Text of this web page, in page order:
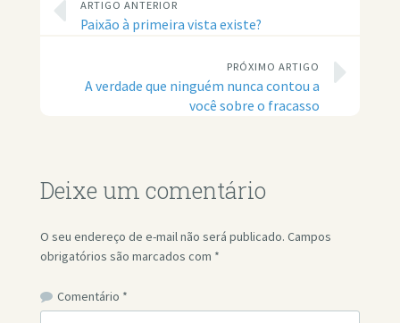
ARTIGO ANTERIOR
Paixão à primeira vista existe?
PRÓXIMO ARTIGO
A verdade que ninguém nunca contou a
você sobre o fracasso
Deixe um comentário
O seu endereço de e-mail não será publicado. Campos
obrigatórios são marcados com *
Comentário *